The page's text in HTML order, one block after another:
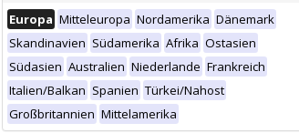
Europa Mitteleuropa Nordamerika Dänemark
Skandinavien Südamerika Afrika Ostasien
Südasien Australien Niederlande Frankreich
Italien/Balkan Spanien Türkei/Nahost
Großbritannien Mittelamerika